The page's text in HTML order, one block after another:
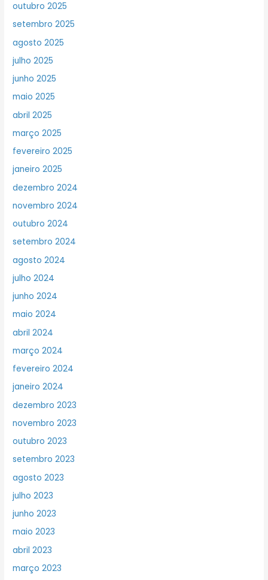
outubro 2025
setembro 2025
agosto 2025
julho 2025
junho 2025
maio 2025
abril 2025
março 2025
fevereiro 2025
janeiro 2025
dezembro 2024
novembro 2024
outubro 2024
setembro 2024
agosto 2024
julho 2024
junho 2024
maio 2024
abril 2024
março 2024
fevereiro 2024
janeiro 2024
dezembro 2023
novembro 2023
outubro 2023
setembro 2023
agosto 2023
julho 2023
junho 2023
maio 2023
abril 2023
março 2023